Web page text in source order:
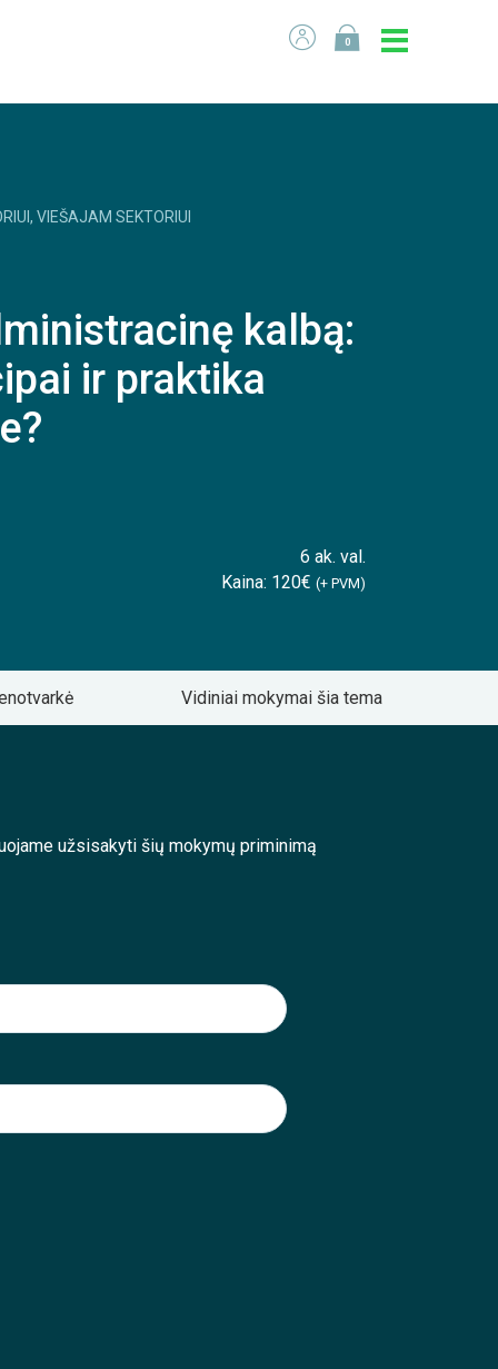
0
VIEŠAJAM SEKTORIUI
kalbą:
ir praktika
6 ak. val.
Kaina: 120€ (+ PVM)
Vidiniai mokymai šia tema
užsisakyti šių mokymų priminimą